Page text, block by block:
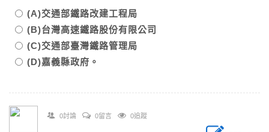
(A)交通部鐵路改建工程局
(B)台灣高速鐵路股份有限公司
(C)交通部臺灣鐵路管理局
(D)嘉義縣政府。
0討論 0留言 0追蹤